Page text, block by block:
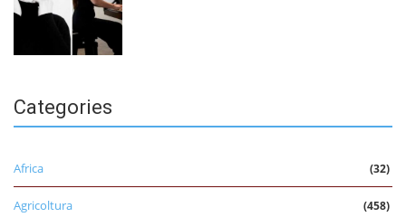
Categories
Africa (32)
Agricoltura (458)